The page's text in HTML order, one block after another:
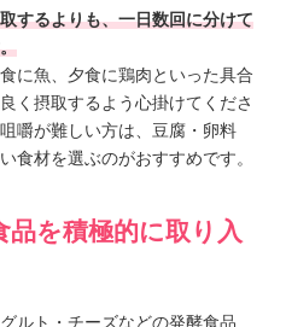
するよりも、一日数回に分けて
に魚、夕食に鶏肉といった具合
く摂取するよう心掛けてくださ
嚼が難しい方は、豆腐・卵料
食材を選ぶのがおすすめです。
品を積極的に取り入
ルト・チーズなどの発酵食品